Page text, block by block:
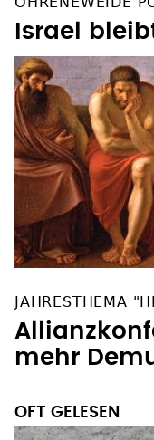
OHRENEWEIDE
JAHRESTHEMA
OFT GELESEN